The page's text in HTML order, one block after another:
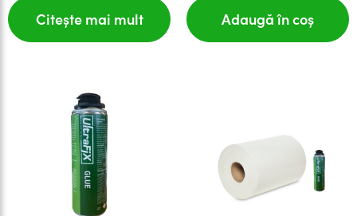
Citește mai mult Adaugă în coș